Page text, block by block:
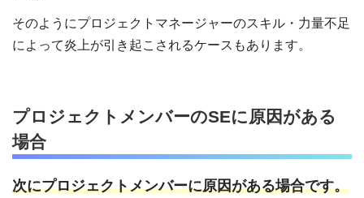
そのようにプロジェクトマネージャーのスキル・力量不足
によって炎上が引き起こされるケースもあります。
プロジェクトメンバーのSEに原因がある
場合
次にプロジェクトメンバーに原因がある場合です。